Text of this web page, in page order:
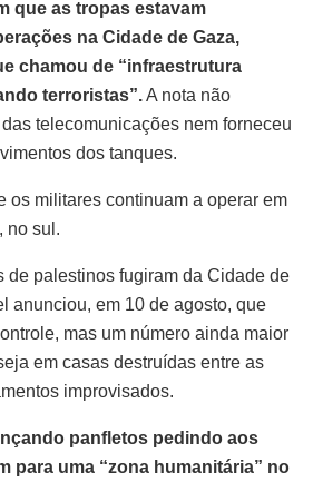
que as tropas estavam
na Cidade de Gaza,
chamou de “infraestrutura
terroristas”.A nota não
telecomunicações nem forneceu
dos tanques.
os militares continuam a operar em
no sul.
de palestinos fugiram da Cidade de
anunciou, em 10 de agosto, que
mas um número ainda maior
em casas destruídas entre as
improvisados.
panfletos pedindo aos
para uma “zona humanitária” no